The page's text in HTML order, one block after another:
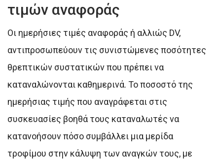
τιμών αναφοράς
Οι ημερήσιες τιμές αναφοράς ή αλλιώς DV,
αντιπροσωπεύουν τις συνιστώμενες ποσότητες
θρεπτικών συστατικών που πρέπει να
καταναλώνονται καθημερινά. Το ποσοστό της
ημερήσιας τιμής που αναγράφεται στις
συσκευασίες βοηθά τους καταναλωτές να
κατανοήσουν πόσο συμβάλλει μια μερίδα
τροφίμου στην κάλυψη των αναγκών τους, με